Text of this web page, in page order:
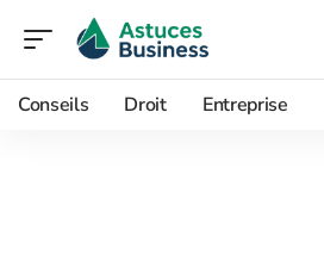
Conseils Droit Entreprise